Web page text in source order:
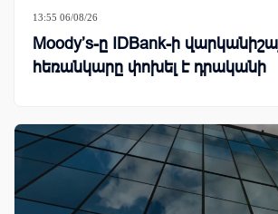
13:55 06/08/26
Moody’s-ը IDBank-ի
հեռանկարը փոխել է դրականի